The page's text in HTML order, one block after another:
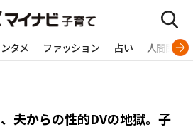
タメ ファッション 占い 人間関係
夫からの性的DVの地獄。子